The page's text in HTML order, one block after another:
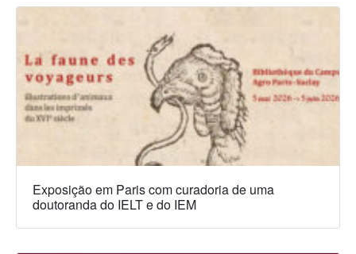
Exposição em Paris com curadoria de uma
doutoranda do IELT e do IEM